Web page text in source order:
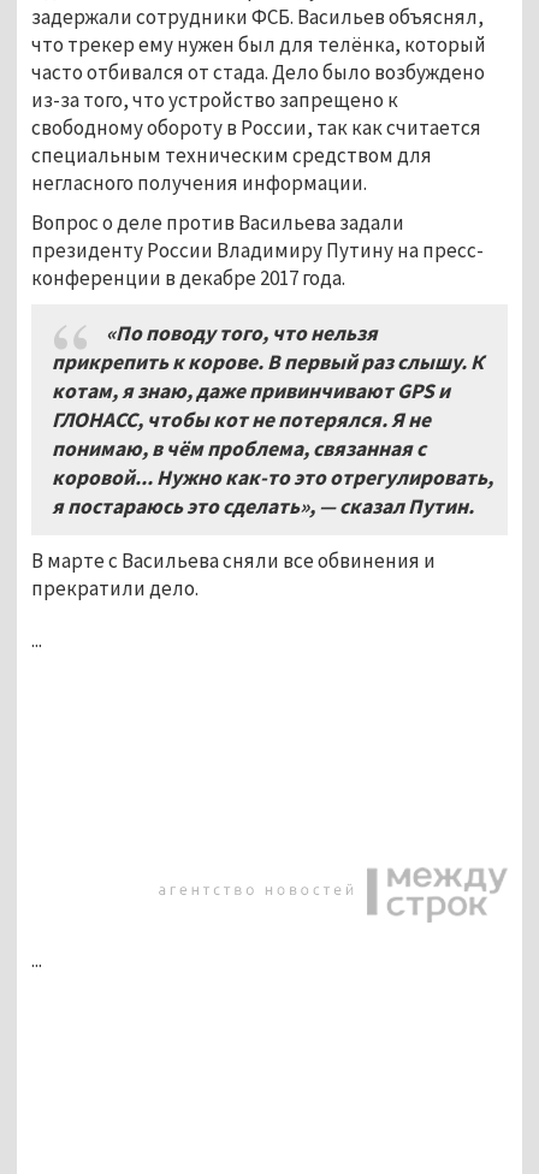
задержали сотрудники ФСБ. Васильев объяснял,
что трекер ему нужен был для телёнка, который
часто отбивался от стада. Дело было возбуждено
из-за того, что устройство запрещено к
свободному обороту в России, так как считается
специальным техническим средством для
негласного получения информации.
Вопрос о деле против Васильева задали
президенту России Владимиру Путину на пресс-
конференции в декабре 2017 года.
«По поводу того, что нельзя
прикрепить к корове. В первый раз слышу. К
котам, я знаю, даже привинчиваютGPSи
ГЛОНАСС, чтобы кот не потерялся. Я не
понимаю, в чём проблема, связанная с
коровой... Нужно как-то это отрегулировать,
я постараюсь это сделать», — сказал Путин.
В марте с Васильева сняли все обвинения и
прекратили дело.
...
...